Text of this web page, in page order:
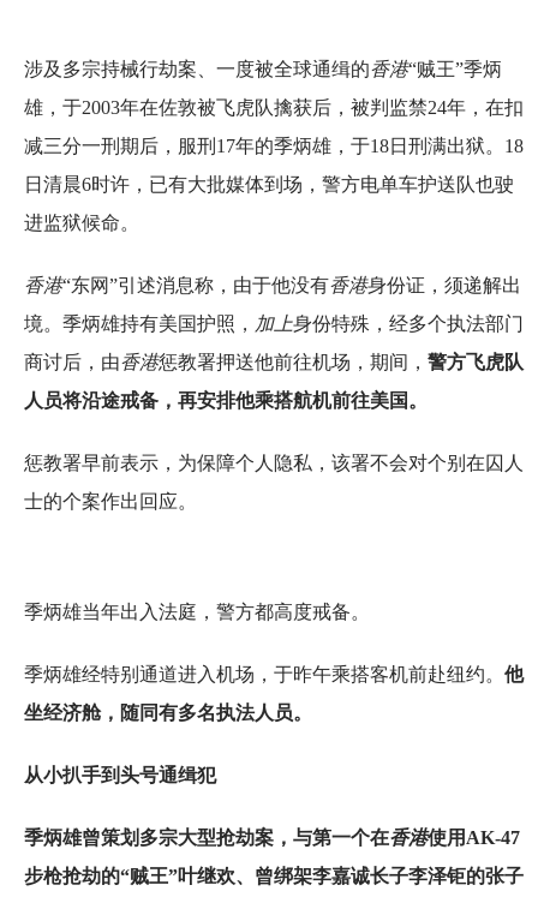
涉及多宗持械行劫案、一度被全球通缉的香港“贼王”季炳
雄，于2003年在佐敦被飞虎队擒获后，被判监禁24年，在扣
减三分一刑期后，服刑17年的季炳雄，于18日刑满出狱。18
日清晨6时许，已有大批媒体到场，警方电单车护送队也驶
进监狱候命。
香港“东网”引述消息称，由于他没有香港身份证，须递解出
境。季炳雄持有美国护照， 加上身份特殊，经多个执法部门
商讨后，由香港惩教署押送他前往机场，期间， 警方飞虎队
人员将沿途戒备，再安排他乘搭航机前往美国。
惩教署早前表示，为保障个人隐私，该署不会对个别在囚人
士的个案作出回应。
季炳雄当年出入法庭，警方都高度戒备。
季炳雄经特别通道进入机场，于昨午乘搭客机前赴纽约。 他
坐经济舱，随同有多名执法人员。
从小扒手到头号通缉犯
季炳雄曾策划多宗大型抢劫案，与第一个在香港使用AK-47
步枪抢劫的“贼王”叶继欢、曾绑架李嘉诚长子李泽钜的张子